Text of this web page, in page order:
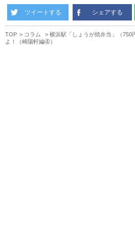
ツイートする シェアする
TOP コラム
横浜駅「しょうが焼弁当」（750
よ！（崎陽軒編④）